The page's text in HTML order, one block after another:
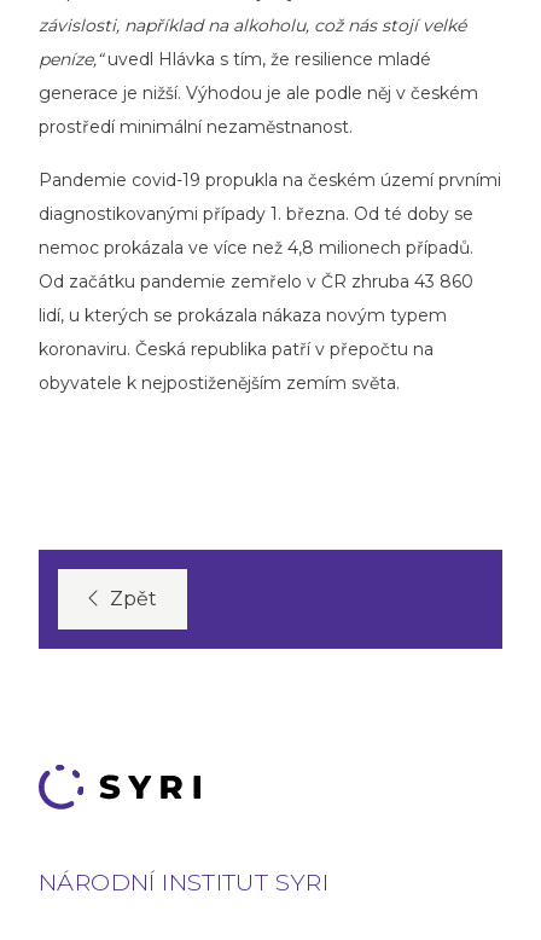
závislosti, například na alkoholu, což nás stojí velké
peníze,“uvedl Hlávka s tím, že resilience mladé
generace je nižší. Výhodou je ale podle něj v českém
prostředí minimální nezaměstnanost.
Pandemie covid-19 propukla na českém území prvními
diagnostikovanými případy 1. března. Od té doby se
nemoc prokázala ve více než 4,8 milionech případů.
Od začátku pandemie zemřelo v ČR zhruba 43 860
lidí, u kterých se prokázala nákaza novým typem
koronaviru. Česká republika patří v přepočtu na
obyvatele k nejpostiženějším zemím světa.
Zpět
NÁRODNÍ INSTITUT SYRI